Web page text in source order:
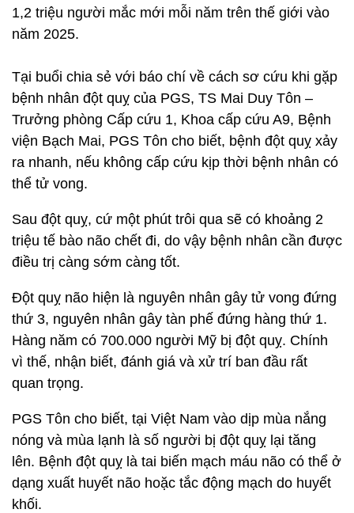
1,2 triệu người mắc mới mỗi năm trên thế giới vào
năm 2025.
Tại buổi chia sẻ với báo chí về cách sơ cứu khi gặp
bệnh nhân đột quỵ của PGS, TS Mai Duy Tôn –
Trưởng phòng Cấp cứu 1, Khoa cấp cứu A9, Bệnh
viện Bạch Mai, PGS Tôn cho biết, bệnh đột quỵ xảy
ra nhanh, nếu không cấp cứu kịp thời bệnh nhân có
thể tử vong.
Sau đột quỵ, cứ một phút trôi qua sẽ có khoảng 2
triệu tế bào não chết đi, do vậy bệnh nhân cần được
điều trị càng sớm càng tốt.
Đột quỵ não hiện là nguyên nhân gây tử vong đứng
thứ 3, nguyên nhân gây tàn phế đứng hàng thứ 1.
Hàng năm có 700.000 người Mỹ bị đột quỵ. Chính
vì thế, nhận biết, đánh giá và xử trí ban đầu rất
quan trọng.
PGS Tôn cho biết, tại Việt Nam vào dịp mùa nắng
nóng và mùa lạnh là số người bị đột quỵ lại tăng
lên. Bệnh đột quỵ là tai biến mạch máu não có thể ở
dạng xuất huyết não hoặc tắc động mạch do huyết
khối.